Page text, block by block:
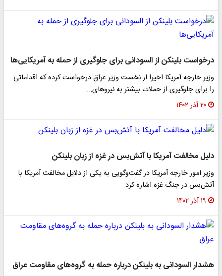
بلینکن از السودانی برای جلوگیری از حمله به آمریکایی‌ها
خارجه آمریکا اخیرا از نخست وزیر عراق درخواست کرده که اقداماتی
برای جلوگیری از حملات بیشتر به نیروهای…
۲۰ آذر ۱۴۰۲
مخالفت آمریکا با آتش‌بس در غزه از زبان بلینکن
امور خارجه آمریکا در گفت‌وگویی به یکی از دلایل مخالفت آمریکا با
در جنگ غزه اشاره کرد.
۱۹ آذر ۱۴۰۲
السودانی به بلینکن درباره حمله به گروه‌های مقاومت عراق